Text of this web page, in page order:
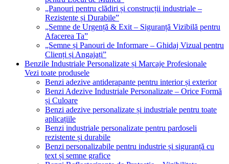
„Panouri pentru clădiri și construcții industriale –
Rezistente și Durabile”
„Semne de Urgență & Exit – Siguranță Vizibilă pentru
Afacerea Ta”
„Semne și Panouri de Informare – Ghidaj Vizual pentru
Clienți și Angajați”
Benzile Industriale Personalizate și Marcaje Profesionale
Vezi toate produsele
Benzi adezive antiderapante pentru interior și exterior
Benzi Adezive Industriale Personalizate – Orice Formă
și Culoare
Benzi adezive personalizate și industriale pentru toate
aplicațiile
Benzi industriale personalizate pentru pardoseli
rezistente și durabile
Benzi personalizabile pentru industrie și siguranță cu
text și semne grafice